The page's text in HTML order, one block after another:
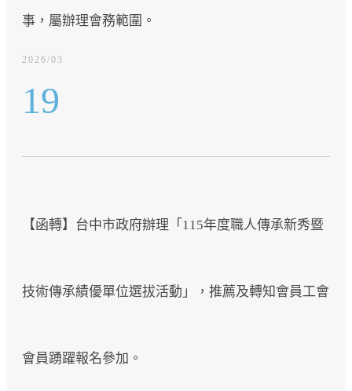
事，屬辦理會務範圍。
2026/03
19
【函轉】台中市政府辦理「115年度職人傳承新秀暨
技術傳承績優單位選拔活動」，推薦及轉知會員工會
會員踴躍報名參加。